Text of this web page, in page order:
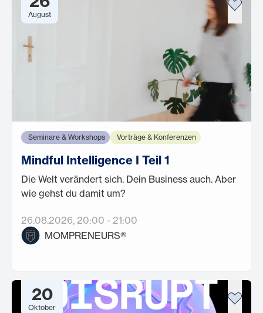
August
Seminare & Workshops Vorträge & Konferenzen
Mindful Intelligence I Teil 1
Die Welt verändert sich. Dein Business auch. Aber
wie gehst du damit um?
26.08.2026, 20:00 - 21:00
MOMPRENEURS®
20
Oktober